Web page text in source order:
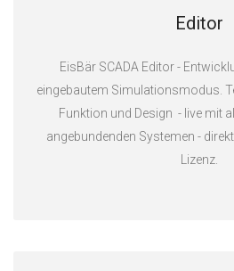
Editor
EisBär SCADA Editor -
eingebautem Simulationsmodus.
Funktion und Design - live mit
angebundenden Systemen -
Lizenz.